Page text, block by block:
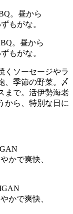
。昼から
もがな。
くソーセージやラ
、季節の野菜。〆
まで。活伊勢海老
から、特別な日に
かで爽快、